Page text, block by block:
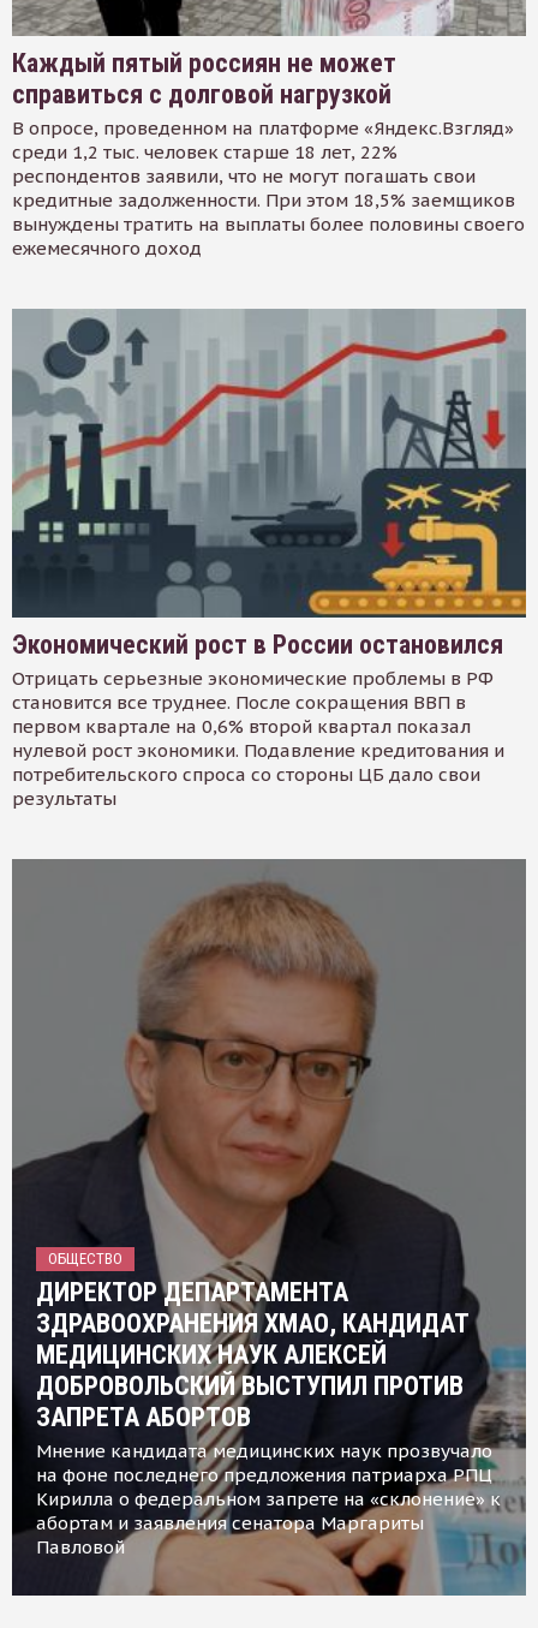
Каждый пятый россиян не может
справиться с долговой нагрузкой
В опросе, проведенном на платформе «Яндекс.Взгляд»
среди 1,2 тыс. человек старше 18 лет, 22%
респондентов заявили, что не могут погашать свои
кредитные задолженности. При этом 18,5% заемщиков
вынуждены тратить на выплаты более половины своего
ежемесячного доход
Экономический рост в России остановился
Отрицать серьезные экономические проблемы в РФ
становится все труднее. После сокращения ВВП в
первом квартале на 0,6% второй квартал показал
нулевой рост экономики. Подавление кредитования и
потребительского спроса со стороны ЦБ дало свои
результаты
ОБЩЕСТВО
ДИРЕКТОР ДЕПАРТАМЕНТА
ЗДРАВООХРАНЕНИЯ ХМАО, КАНДИДАТ
МЕДИЦИНСКИХ НАУК АЛЕКСЕЙ
ДОБРОВОЛЬСКИЙ ВЫСТУПИЛ ПРОТИВ
ЗАПРЕТА АБОРТОВ
Мнение кандидата медицинских наук прозвучало
на фоне последнего предложения патриарха РПЦ
Кирилла о федеральном запрете на «склонение» к
абортам и заявления сенатора Маргариты
Павловой